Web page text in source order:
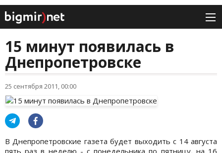
15 минут появилась в
Днепропетровске
25 сентября 2011, 00:00
В Днепропетровские газета будет выходить с 14 августа